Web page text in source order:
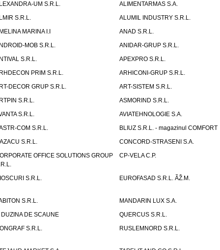
UM S.R.L.
ALIMENTARMAS S.A.
S.R.L.
ALUMIL INDUSTRY S.R.L.
MARINA I.I
ANAD S.R.L.
MOB S.R.L.
ANIDAR-GRUP S.R.L.
S.R.L.
APEXPRO S.R.L.
PRIM S.R.L.
ARHICONI-GRUP S.R.L.
DECOR GRUP S.R.L.
ART-SISTEM S.R.L.
S.R.L.
ASMORIND S.R.L.
S.R.L.
AVIATEHNOLOGIE S.A.
COM S.R.L.
BLIUZ S.R.L. - magazinul COMFORT
S.R.L.
CONCORD-STRASENI S.A.
OFFICE SOLUTIONS GROUP
CP-VELA C.P.
S.R.L. EUROFASAD S.R.L. ÃŽ.M.
S.R.L.
MANDARIN LUX S.A.
DUZINA DE SCAUNE
QUERCUS S.R.L.
S.R.L.
RUSLEMNORD S.R.L.